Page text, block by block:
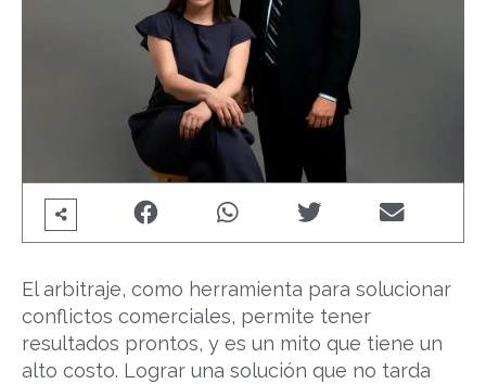
El arbitraje, como herramienta para solucionar
conflictos comerciales, permite tener
resultados prontos, y es un mito que tiene un
alto costo. Lograr una solución que no tarda